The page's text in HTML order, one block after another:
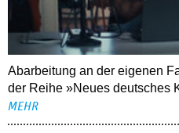
Abarbeitung an der eigenen
der Reihe »Neues deutsches
MEHR